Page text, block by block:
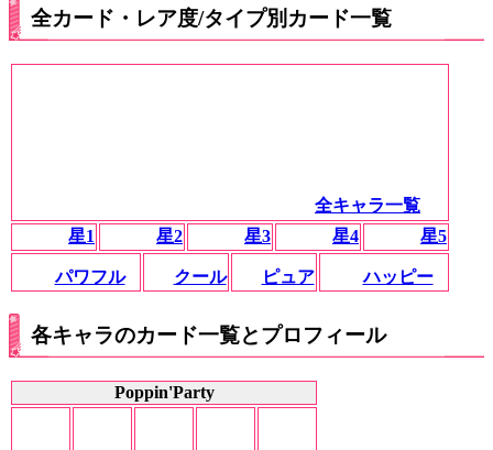
全カード・レア度/タイプ別カード一覧
全キャラ一覧
星1
星2 星3 星4 星5
パワフル クール ピュア ハッピー
各キャラのカード一覧とプロフィール
Poppin'Party